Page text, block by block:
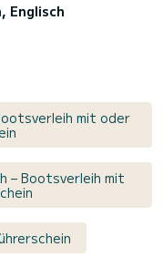
Englisch
mit oder
– Bootsverleih mit